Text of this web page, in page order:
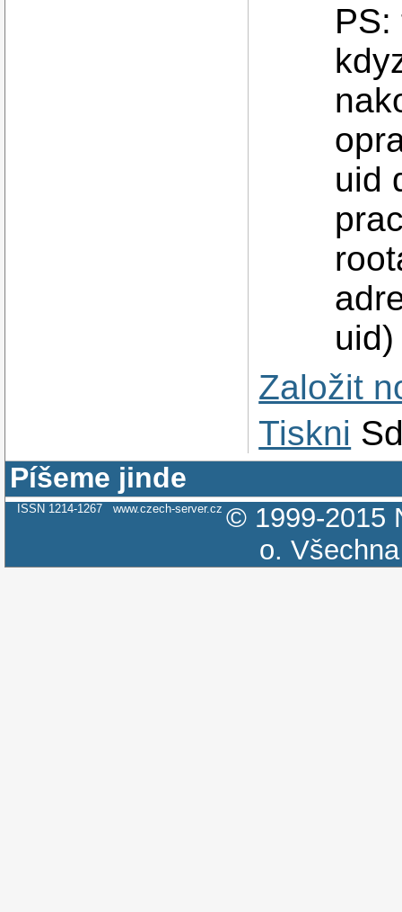
uid
uid)
Založit
Tiskni
Píšeme jinde
ISSN 1214-1267 www.czech-server.cz © 1999-2015
o.